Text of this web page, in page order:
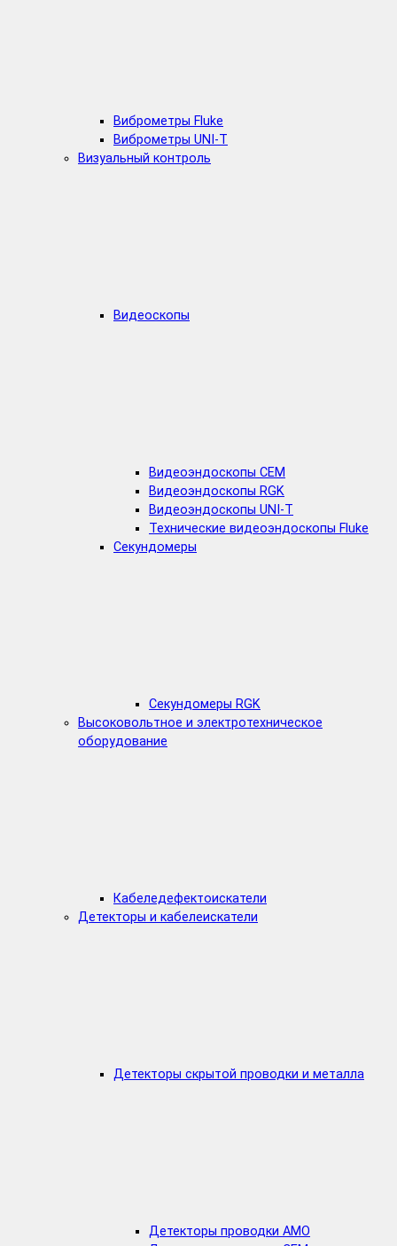
Виброметры Fluke
Виброметры UNI-T
Визуальный контроль
Видеоскопы
Видеоэндоскопы CEM
Видеоэндоскопы RGK
Видеоэндоскопы UNI-T
Технические видеоэндоскопы Fluke
Секундомеры
Секундомеры RGK
Высоковольтное и электротехническое
оборудование
Кабеледефектоискатели
Детекторы и кабелеискатели
Детекторы скрытой проводки и металла
Детекторы проводки AMO